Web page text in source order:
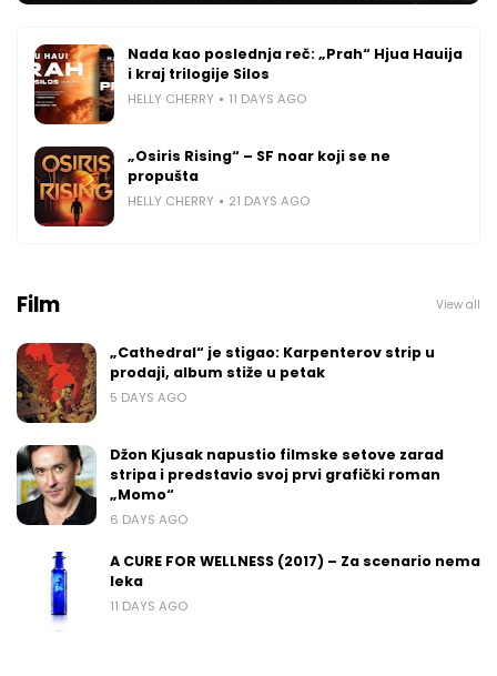
Nada kao poslednja reč: „Prah“ Hjua Hauija
i kraj trilogije Silos
HELLY CHERRY 11 DAYS AGO
„Osiris Rising“ – SF noar koji se ne
propušta
HELLY CHERRY 21 DAYS AGO
Film View all
„Cathedral“ je stigao: Karpenterov strip u
prodaji, album stiže u petak
5 DAYS AGO
Džon Kjusak napustio filmske setove zarad
stripa i predstavio svoj prvi grafički roman
„Momo“
6 DAYS AGO
A CURE FOR WELLNESS (2017) – Za scenario nema
leka
11 DAYS AGO